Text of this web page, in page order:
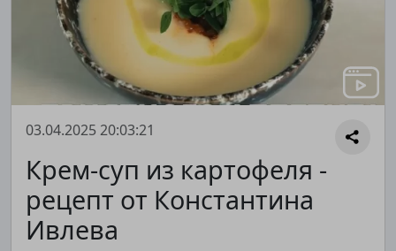
03.04.2025 20:03:21
Крем-суп из картофеля -
рецепт от Константина
Ивлева